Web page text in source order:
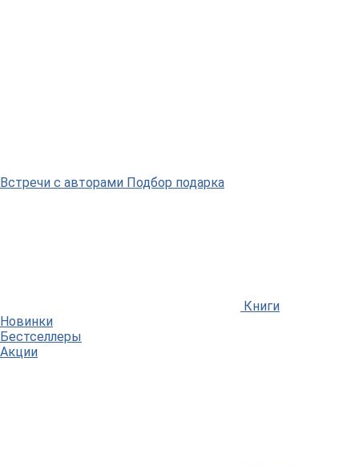
Встречи с авторами Подбор подарка
Книги
Новинки
Бестселлеры
Акции